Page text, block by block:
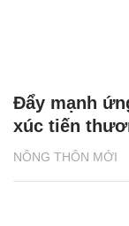
NÔNG THÔN MỚI
Đẩy mạnh
xúc tiến